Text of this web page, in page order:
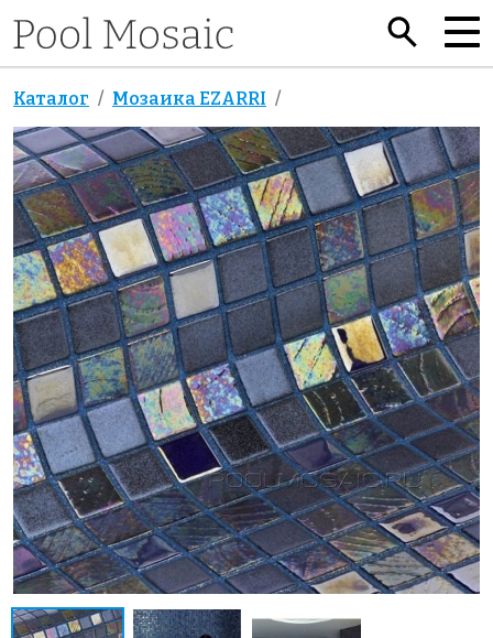
Каталог Мозаика EZARRI